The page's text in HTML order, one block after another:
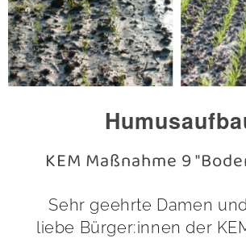
KEM Maßnahme 9
Sehr geehrte Damen
liebe Bürger:innen der